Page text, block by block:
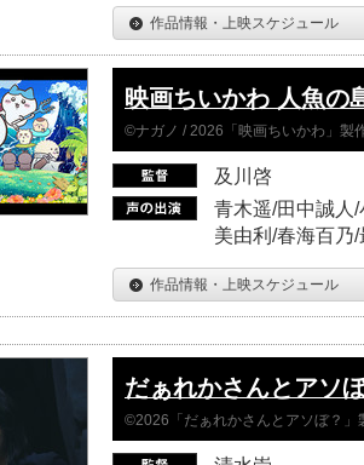
作品情報・上映スケジュール
映画ちいかわ 人魚の
©ナガノ / 2026「映画ちいかわ」製
及川啓
青木遥/田中誠人
美由利/春海百乃
作品情報・上映スケジュール
だぁれかさんとアソ
©2026「だぁれかさんとアソぼ？」